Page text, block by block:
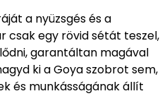
a nyüzsgés és a
csak egy rövid sétát teszel,
garantáltan magával
ki a Goya szobrot sem,
és munkásságának állít